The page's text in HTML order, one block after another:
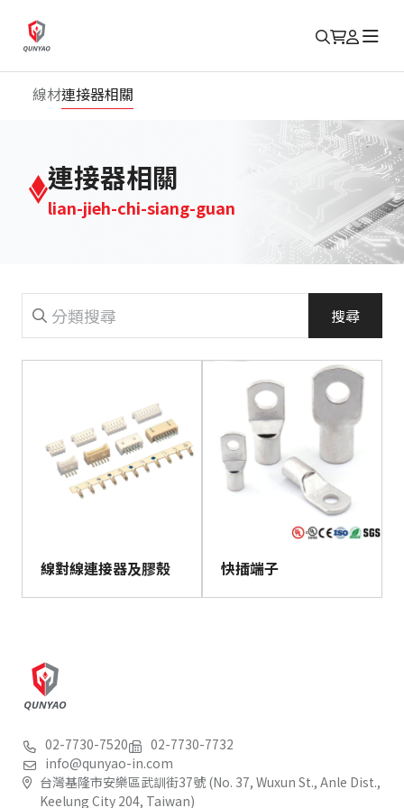
線材連接器相關
連接器相關
lian-jieh-chi-siang-guan
搜尋
線對線連接器及膠殼 快插端子
02-7730-7520
02-7730-7732
info@qunyao-in.com
台灣基隆市安樂區武訓街37號 (No. 37, Wuxun St., Anle Dist.,
Keelung City 204, Taiwan)